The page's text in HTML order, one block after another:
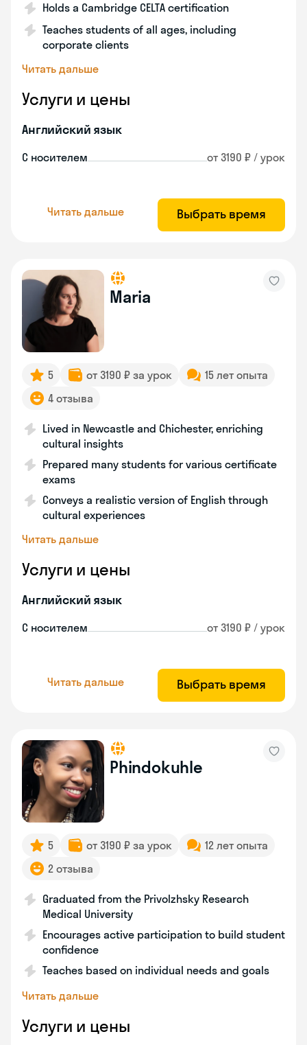
Holds a Cambridge CELTA certification
Teaches students of all ages, including
corporate clients
Читать дальше
Услуги и цены
Английский язык
С носителем от 3190 ₽ / урок
Читать дальше Выбрать время
Maria
5 от 3190 ₽ за урок
15 лет опыта
4 отзыва
Lived in Newcastle and Chichester, enriching
cultural insights
Prepared many students for various certificate
exams
Conveys a realistic version of English through
cultural experiences
Читать дальше
Услуги и цены
Английский язык
С носителем от 3190 ₽ / урок
Читать дальше Выбрать время
Phindokuhle
5 от 3190 ₽ за урок
12 лет опыта
2 отзыва
Graduated from the Privolzhsky Research
Medical University
Encourages active participation to build student
confidence
Teaches based on individual needs and goals
Читать дальше
Услуги и цены